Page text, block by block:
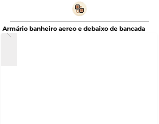
Armário banheiro aereo e debaixo de bancada